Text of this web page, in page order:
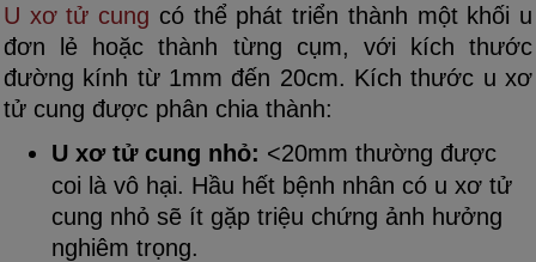
U xơ tử cung có thể phát triển thành một khối u
đơn lẻ hoặc thành từng cụm, với kích thước
đường kính từ 1mm đến 20cm. Kích thước u xơ
tử cung được phân chia thành:
U xơ tử cung nhỏ: <20mm thường được
coi là vô hại. Hầu hết bệnh nhân có u xơ tử
cung nhỏ sẽ ít gặp triệu chứng ảnh hưởng
nghiêm trọng.